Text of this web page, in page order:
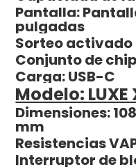
Pantalla:
pulgadas
Sorteo activado
Conjunto de
Carga: USB-C
Modelo: LUXE
Dimensiones:
mm
Resistencias
Interruptor de